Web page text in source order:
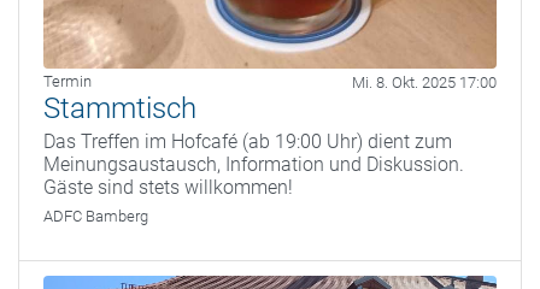
Termin Mi. 8. Okt. 2025 17:00
Stammtisch
Das Treffen im Hofcafé (ab 19:00 Uhr) dient zum
Meinungsaustausch, Information und Diskussion.
Gäste sind stets willkommen!
ADFC Bamberg